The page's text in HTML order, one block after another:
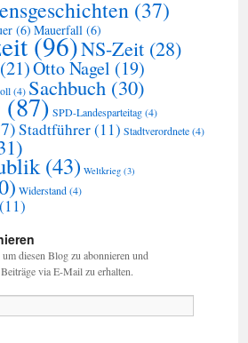
(37)
(6) Mauerfall (6)
(96)NS-Zeit (28)
(21)Otto Nagel (19)
(4) Sachbuch (30)
(87) SPD-Landesparteitag(4)
Stadtführer(11) Stadtverordnete(4)
(43) Weltkrieg (3)
Widerstand(4)
(11)
diesen Blog zu abonnieren und
via E-Mail zu erhalten.